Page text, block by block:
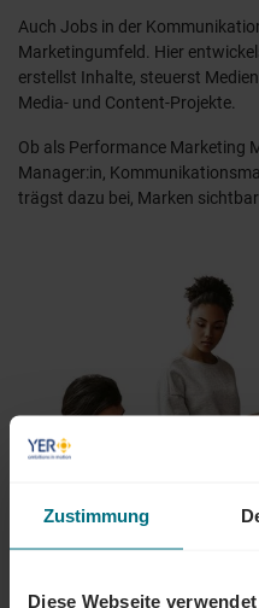
Zustimmung
Diese Webseite
Auch Jobs in der
Marketingumfeld. Hier
erstellst Inhalte, steuerst
Media- und Content-Projekte.
Ob als Performance Marketing
Manager:in,
trägst dazu bei, Marken